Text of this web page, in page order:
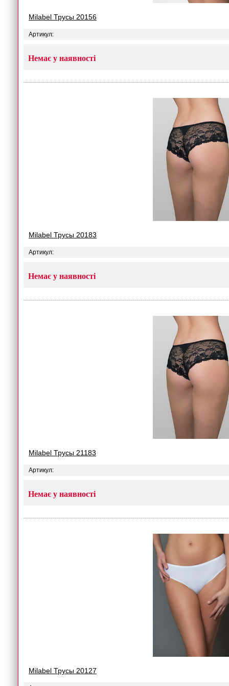
Milabel Трусы 20156
Артикул:
Немає у наявності
Milabel Трусы 20183
Артикул:
Немає у наявності
Milabel Трусы 21183
Артикул:
Немає у наявності
Milabel Трусы 20127